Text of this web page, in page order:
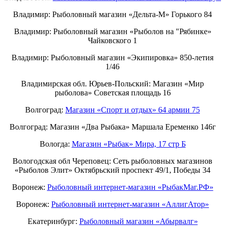
Владимир: Рыболовный магазин «Дельта-М» Горького 84
Владимир: Рыболовный магазин «Рыболов на "Рябинке»
Чайковского 1
Владимир: Рыболовный магазин «Экипировка» 850-летия
1/46
Владимирская обл. Юрьев-Польский: Магазин «Мир
рыболова» Советская площадь 16
Волгоград: Магазин «Спорт и отдых» 64 армии 75
Волгоград: Магазин «Два Рыбака» Маршала Еременко 146г
Вологда: Магазин «Рыбак» Мира, 17 стр Б
Вологодская обл Череповец: Сеть рыболовных магазинов
«Рыболов Элит» Октябрьский проспект 49/1, Победы 34
Воронеж: Рыболовный интернет-магазин «РыбакМаг.РФ»
Воронеж: Рыболовный интернет-магазин «АллигАтор»
Екатеринбург: Рыболовный магазин «Абырвалг»